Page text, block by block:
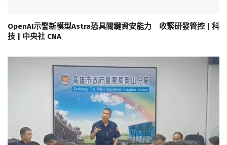
OpenAI示警新模型Astra恐具關鍵資安能力 收緊研發管控 | 科
技 | 中央社 CNA